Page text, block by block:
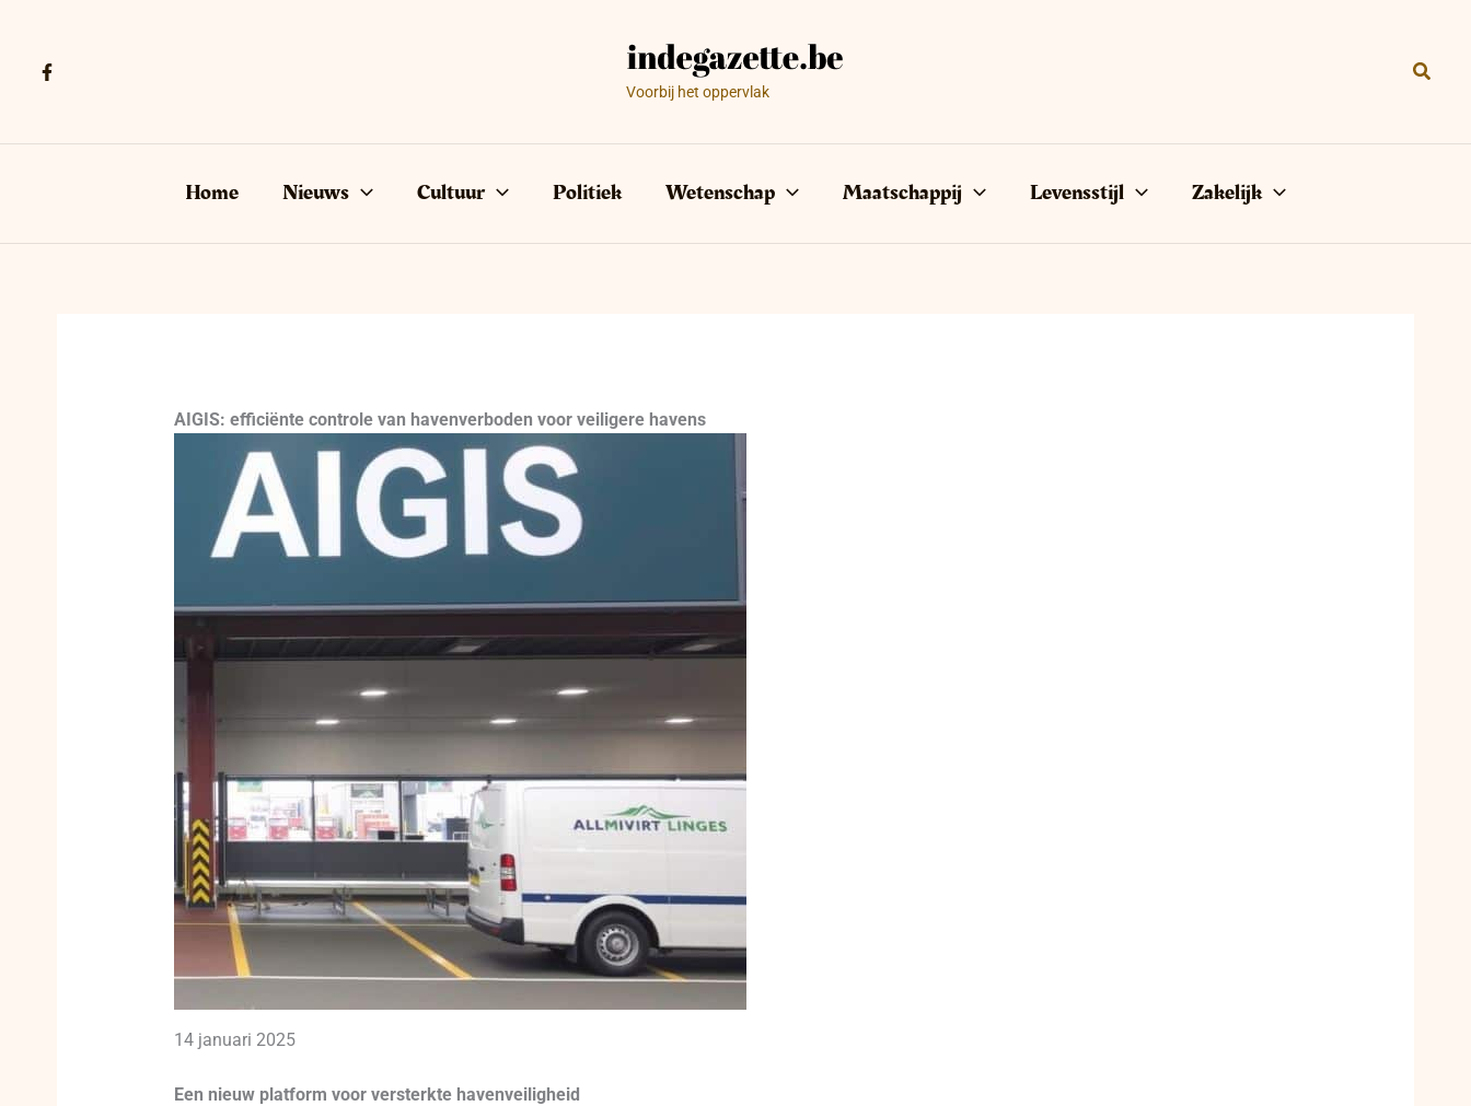
Voorbij het oppervlak
Home Nieuws Cultuur Politiek Wetenschap Maatschappij Levensstijl Zakelijk
AIGIS: efficiënte controle van havenverboden voor veiligere havens
14 januari 2025
Een nieuw platform voor versterkte havenveiligheid